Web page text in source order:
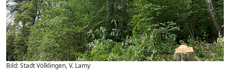
Bild: Stadt Völklingen, V. Lamy